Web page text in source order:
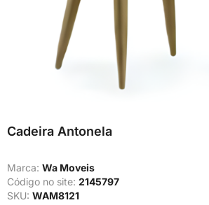
Cadeira Antonela
Marca: Wa Moveis
Código no site: 2145797
SKU: WAM8121